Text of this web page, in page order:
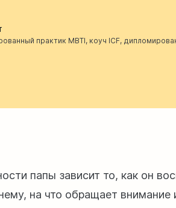
практик MBTI, коуч ICF,
папы зависит то, как он
на что обращает внимание